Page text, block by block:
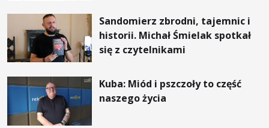
Sandomierz zbrodni, tajemnic i
historii. Michał Śmielak spotkał
się z czytelnikami
Kuba: Miód i pszczoły to część
naszego życia